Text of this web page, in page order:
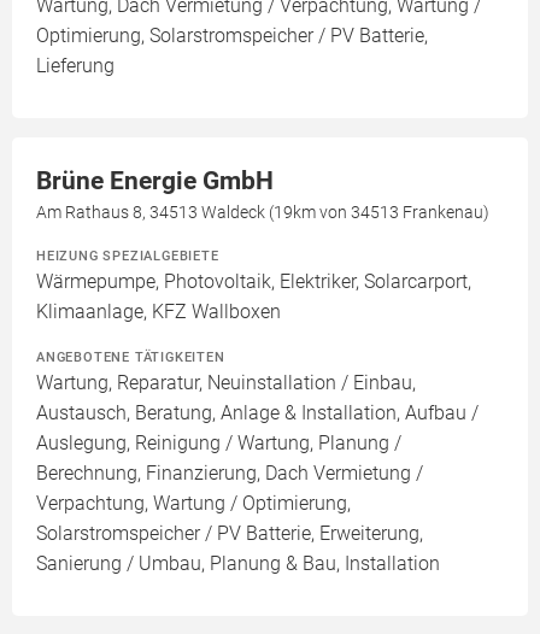
Wartung, Dach Vermietung / Verpachtung, Wartung /
Optimierung, Solarstromspeicher / PV Batterie,
Lieferung
Brüne Energie GmbH
Am Rathaus 8, 34513 Waldeck (19km von 34513 Frankenau)
HEIZUNG SPEZIALGEBIETE
Wärmepumpe, Photovoltaik, Elektriker, Solarcarport,
Klimaanlage, KFZ Wallboxen
ANGEBOTENE TÄTIGKEITEN
Wartung, Reparatur, Neuinstallation / Einbau,
Austausch, Beratung, Anlage & Installation, Aufbau /
Auslegung, Reinigung / Wartung, Planung /
Berechnung, Finanzierung, Dach Vermietung /
Verpachtung, Wartung / Optimierung,
Solarstromspeicher / PV Batterie, Erweiterung,
Sanierung / Umbau, Planung & Bau, Installation